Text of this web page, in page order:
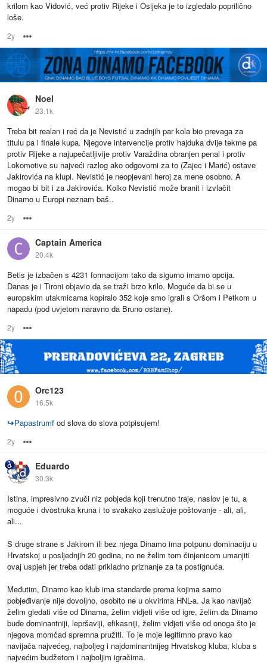
krilom kao Vidović, već protiv Rijeke i Osijeka je to izgledalo poprilično
loše.
2y
Noel
23.1k
Treba bit realan i reć da je Nevistić u zadnjih par kola bio prevaga za
titulu pa i finale kupa. Njegove intervencije protiv hajduka dvije tekme pa
protiv Rijeke a najupečatljivije protiv Varaždina obranjen penal i protiv
Lokomotive su najveći razlog ako odgovorni za to (Zajec i Marić) ostave
Jakirovića na klupi. Nevistić je neopjevani heroj za mene osobno. A
mogao bi bit i za Jakirovića. Kolko Nevistić može branit i izvlačit
Dinamo u Europi neznam baš..
2y
Captain America
20.4k
Betis je izbačen s 4231 formacijom tako da sigurno imamo opcija.
Danas je i Tironi objavio da se traži brzo krilo. Moguće da bi se u
europskim utakmicama kopiralo 352 koje smo igrali s Oršom i Petkom u
napadu (pod uvjetom naravno da Bruno ostane).
2y
Orc123
16.5k
↪Papastrumf od slova do slova potpisujem!
2y
Eduardo
30.3k
Istina, impresivno zvuči niz pobjeda koji trenutno traje, naslov je tu, a
moguće i dvostruka kruna i to svakako zaslužuje poštovanje - ali, ali,
ali...
S druge strane s Jakirom ili bez njega Dinamo ima potpunu dominaciju u
Hrvatskoj u posljednjih 20 godina, no ne želim tom činjenicom umanjiti
ovaj uspjeh jer treba odati prikladno priznanje za ta postignuća.
Međutim, Dinamo kao klub ima standarde prema kojima samo
pobjeđivanje nije dovoljno, osobito ne u okvirima HNL-a. Ja kao navijač
želim gledati više od Dinama, želim vidjeti više od igre, želim da Dinamo
bude dominantniji, lepršaviji, efikasniji, želim vidjeti više od onoga što je
njegova momčad spremna pružiti. To je moje legitimno pravo kao
navijača najvećeg, najboljeg i najdominantnijeg Hrvatskog kluba, kluba s
najvećim budžetom i najboljim igračima.